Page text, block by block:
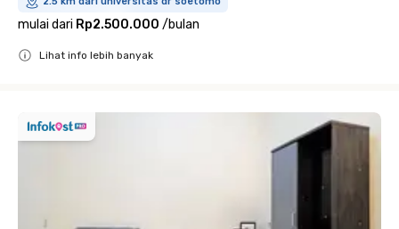
mulai dari Rp2.500.000 /bulan
Lihat info lebih banyak